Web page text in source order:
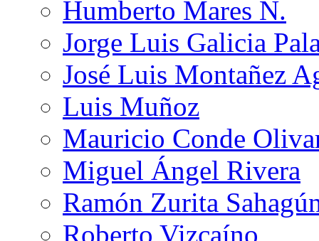
Humberto Mares N.
Jorge Luis Galicia
José Luis Montañez
Luis Muñoz
Mauricio Conde
Miguel Ángel Rivera
Ramón Zurita
Roberto Vizcaíno